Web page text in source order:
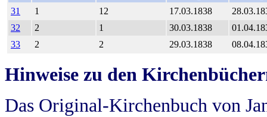
31
1 12 17.03.1838
32
2 1 30.03.1838
33
2 2 29.03.1838
Hinweise zu den
Das Original-Kirchenbuch von